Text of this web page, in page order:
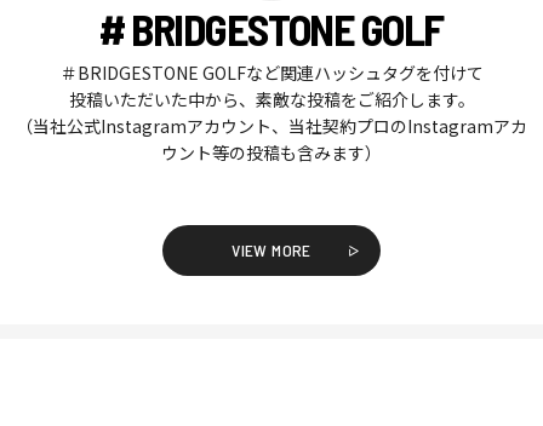
# BRIDGESTONE GOLF
＃BRIDGESTONE GOLFなど関連ハッシュタグを付けて
投稿いただいた中から、素敵な投稿をご紹介します。
（当社公式Instagramアカウント、当社契約プロのInstagramアカ
ウント等の投稿も含みます）
VIEW MORE